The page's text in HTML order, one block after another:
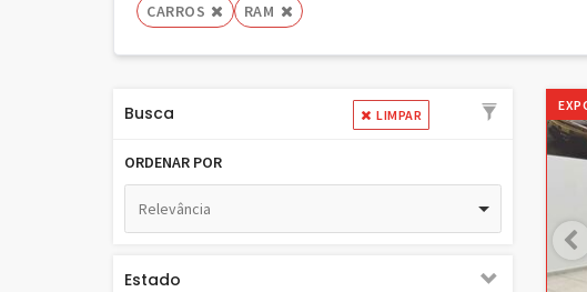
CARROS RAM
Busca LIMPAR
ORDENAR POR
Relevância
Estado